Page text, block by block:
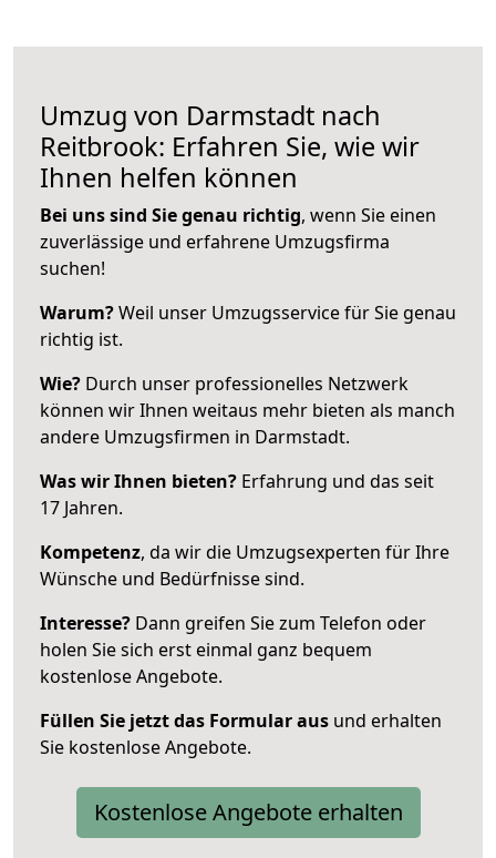
Umzug von Darmstadt nach
Reitbrook: Erfahren Sie, wie wir
Ihnen helfen können
Bei uns sind Sie genau richtig, wenn Sie einen
zuverlässige und erfahrene Umzugsfirma
suchen!
Warum?Weil unser Umzugsservice für Sie genau
richtig ist.
Wie? Durch unser professionelles Netzwerk
können wir Ihnen weitaus mehr bieten als manch
andere Umzugsfirmen in Darmstadt.
Was wir Ihnen bieten? Erfahrung und das seit
17 Jahren.
Kompetenz, da wir die Umzugsexperten für Ihre
Wünsche und Bedürfnisse sind.
Interesse? Dann greifen Sie zum Telefon oder
holen Sie sich erst einmal ganz bequem
kostenlose Angebote.
Füllen Sie jetzt das Formular aus und erhalten
Sie kostenlose Angebote.
Kostenlose Angebote erhalten